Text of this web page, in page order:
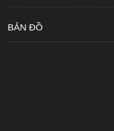
BẢN ĐỒ